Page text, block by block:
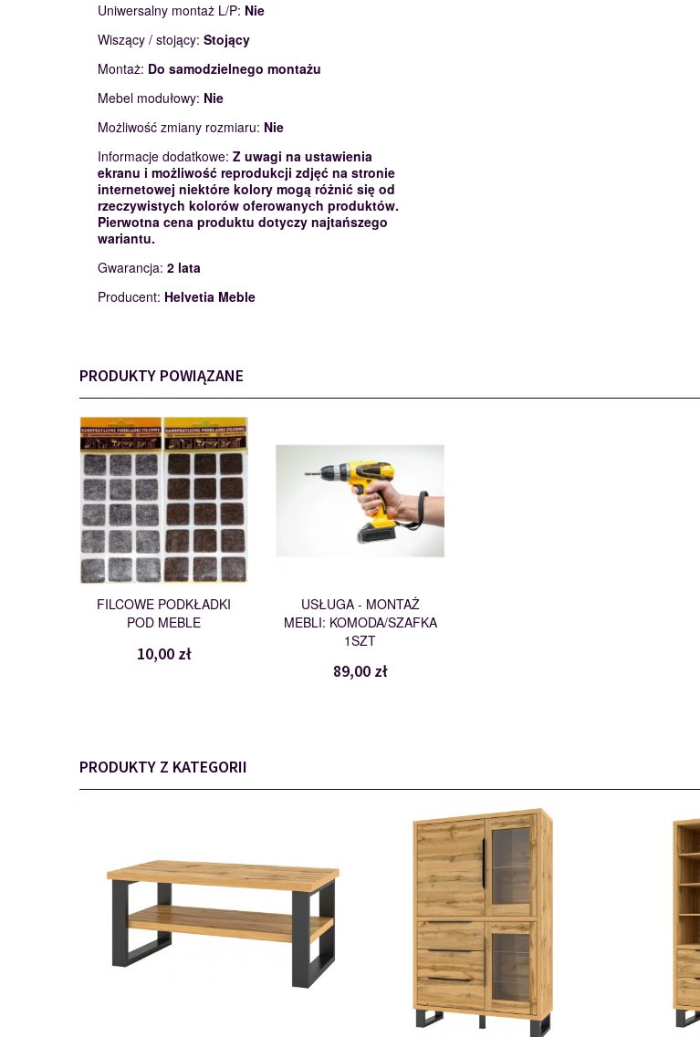
Uniwersalny montaż L/P: Nie
Wiszący / stojący: Stojący
Montaż: Do samodzielnego montażu
Mebel modułowy: Nie
Możliwość zmiany rozmiaru: Nie
Informacje dodatkowe: Z uwagi na ustawienia
ekranu i możliwość reprodukcji zdjęć na stronie
internetowej niektóre kolory mogą różnić się od
rzeczywistych kolorów oferowanych produktów.
Pierwotna cena produktu dotyczy najtańszego
wariantu.
Gwarancja: 2 lata
Producent: Helvetia Meble
PRODUKTY POWIĄZANE
PODKŁADKI
110562
FILCOWE PODKŁADKI
POD MEBLE
10,00 zł
USŁUGA - MONTAŻ
MEBLI: KOMODA/SZAFKA
1SZT
89,00 zł
PRODUKTY Z KATEGORII
114985